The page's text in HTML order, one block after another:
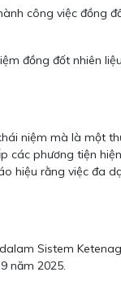
công việc đồng
đồng đốt nhiên
niệm mà là một
các phương tiện
hiệu rằng việc đa
Sistem
năm 2025.